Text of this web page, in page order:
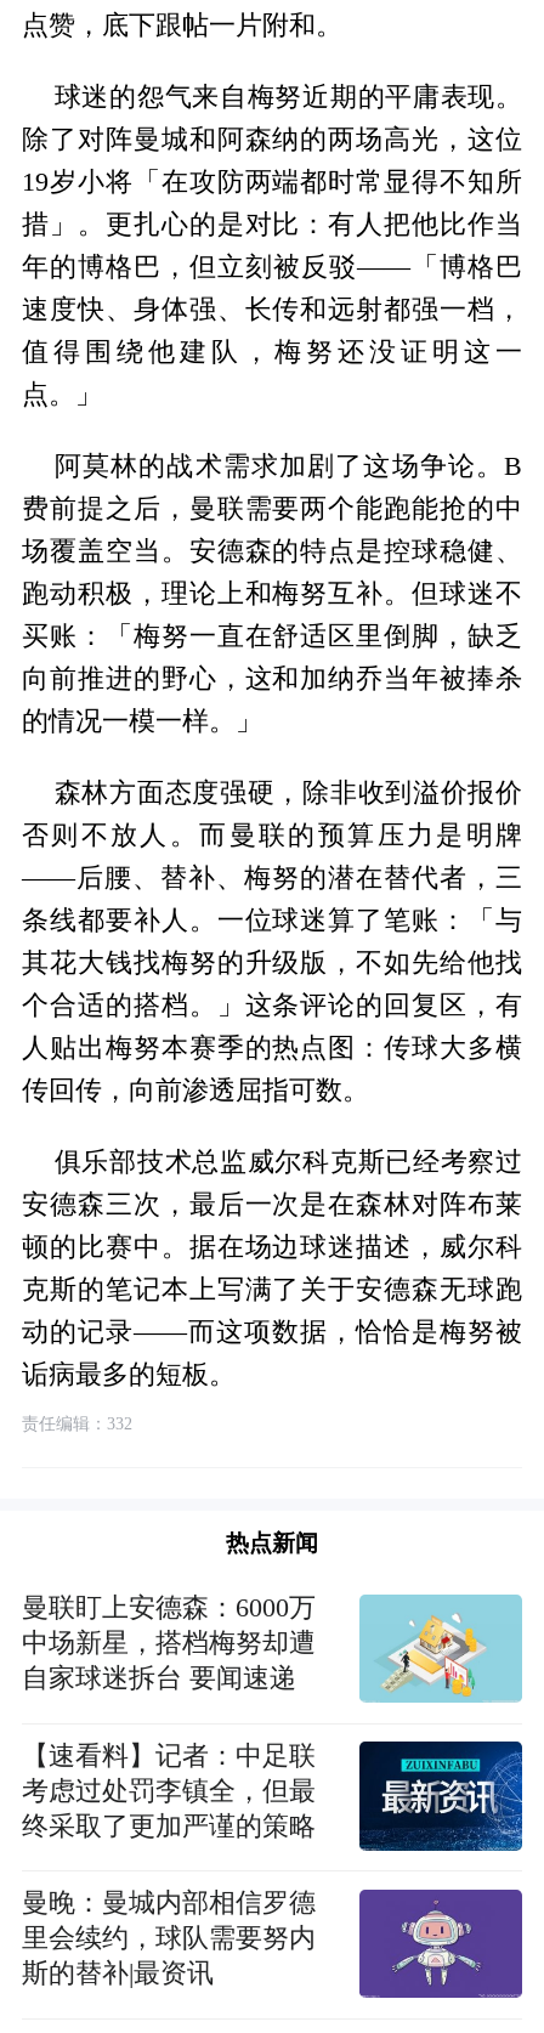
点赞，底下跟帖一片附和。
球迷的怨气来自梅努近期的平庸表现。
除了对阵曼城和阿森纳的两场高光，这位
19岁小将「在攻防两端都时常显得不知所
措」。更扎心的是对比：有人把他比作当
年的博格巴，但立刻被反驳——「博格巴
速度快、身体强、长传和远射都强一档，
值得围绕他建队，梅努还没证明这一
点。」
阿莫林的战术需求加剧了这场争论。B
费前提之后，曼联需要两个能跑能抢的中
场覆盖空当。安德森的特点是控球稳健、
跑动积极，理论上和梅努互补。但球迷不
买账：「梅努一直在舒适区里倒脚，缺乏
向前推进的野心，这和加纳乔当年被捧杀
的情况一模一样。」
森林方面态度强硬，除非收到溢价报价
否则不放人。而曼联的预算压力是明牌
——后腰、替补、梅努的潜在替代者，三
条线都要补人。一位球迷算了笔账：「与
其花大钱找梅努的升级版，不如先给他找
个合适的搭档。」这条评论的回复区，有
人贴出梅努本赛季的热点图：传球大多横
传回传，向前渗透屈指可数。
俱乐部技术总监威尔科克斯已经考察过
安德森三次，最后一次是在森林对阵布莱
顿的比赛中。据在场边球迷描述，威尔科
克斯的笔记本上写满了关于安德森无球跑
动的记录——而这项数据，恰恰是梅努被
诟病最多的短板。
责任编辑：332
热点新闻
曼联盯上安德森：6000万
中场新星，搭档梅努却遭
自家球迷拆台 要闻速递
【速看料】记者：中足联
考虑过处罚李镇全，但最
终采取了更加严谨的策略
曼晚：曼城内部相信罗德
里会续约，球队需要努内
斯的替补|最资讯